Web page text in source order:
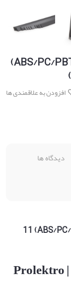
الکترود جوش پلاستیک S مشکی ضخیم (ABS/PC/PBT)
افزودن به علاقمندی ها
دیدگاه ها
الکترود جوش پلاستیک S مشکی ضخیم (ABS/PC/PBT) 11
| Prolektro